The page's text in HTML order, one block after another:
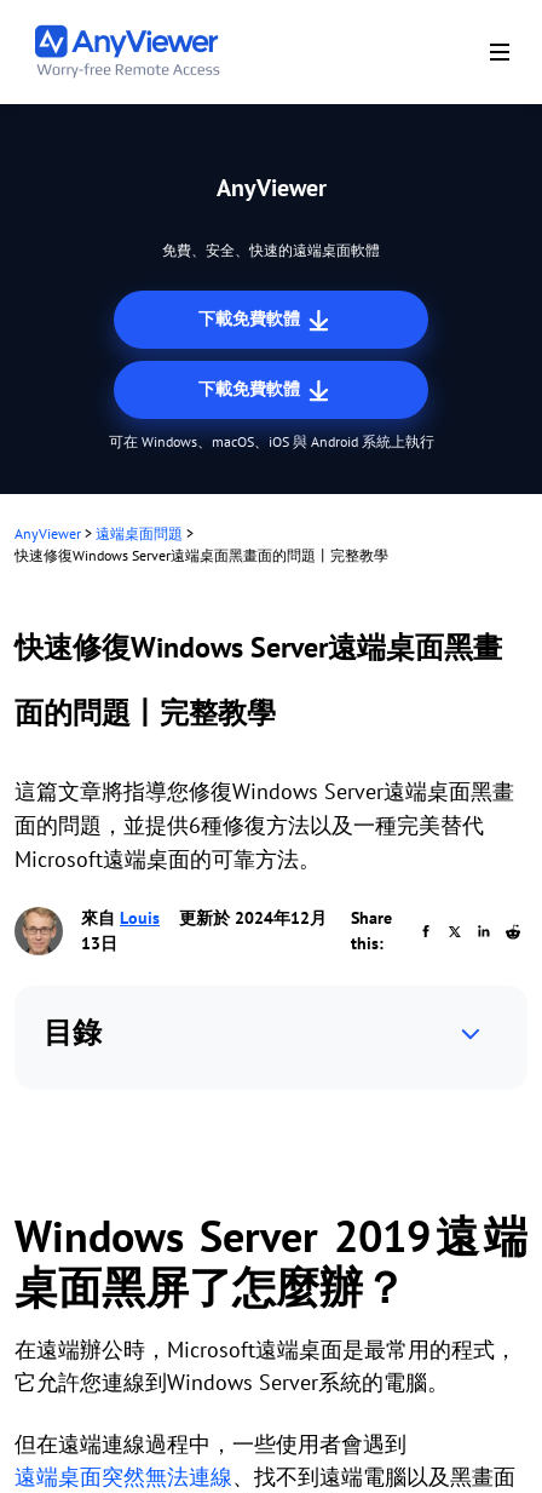
AnyViewer
免費、安全、快速的遠端桌面軟體
下載免費軟體
下載免費軟體
可在 Windows、macOS、iOS 與 Android 系統上執行
AnyViewer > 遠端桌面問題 >
快速修復Windows Server遠端桌面黑畫面的問題丨完整教學
快速修復Windows Server遠端桌面黑畫
面的問題丨完整教學
這篇文章將指導您修復Windows Server遠端桌面黑畫
面的問題，並提供6種修復方法以及一種完美替代
Microsoft遠端桌面的可靠方法。
來自 Louis
更新於 2024年12月
13日
Share
this:
目錄
Windows Server 2019遠端
桌面黑屏了怎麼辦？
在遠端辦公時，Microsoft遠端桌面是最常用的程式，
它允許您連線到Windows Server系統的電腦。
但在遠端連線過程中，一些使用者會遇到
遠端桌面突然無法連線、找不到遠端電腦以及黑畫面